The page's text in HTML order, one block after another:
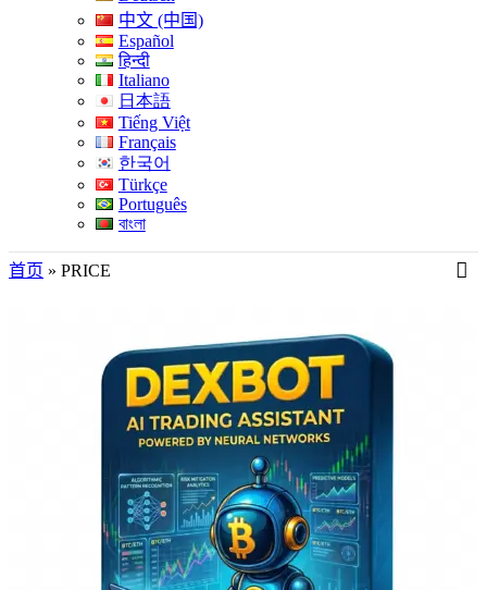
中文 (中国)
Español
हिन्दी
Italiano
日本語
Tiếng Việt
Français
한국어
Türkçe
Português
বাংলা
首页 » PRICE